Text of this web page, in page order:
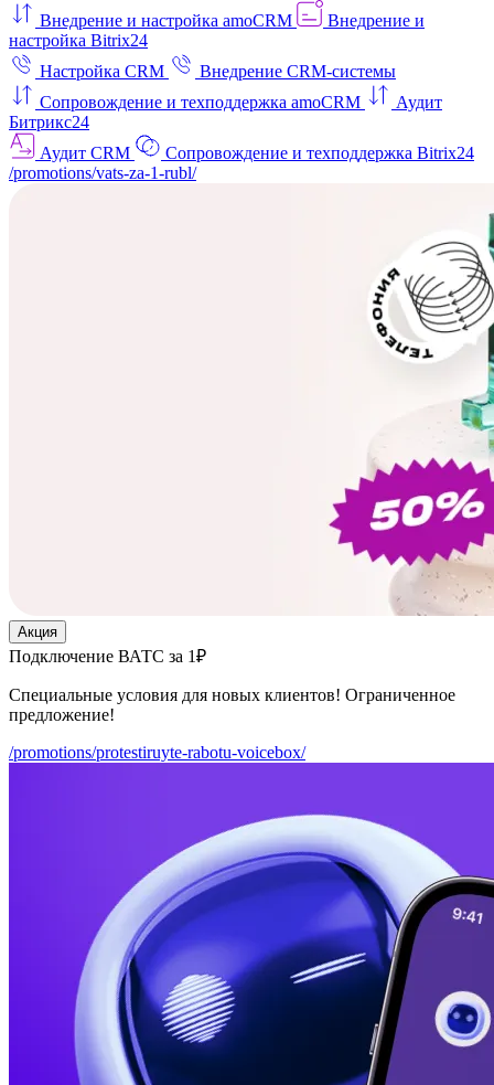
Внедрение и настройка amoCRM
Внедрение и
настройка Bitrix24
Настройка CRM
Внедрение CRM-системы
Сопровождение и техподдержка amoCRM
Аудит
Битрикс24
Аудит CRM
Сопровождение и техподдержка Bitrix24
/promotions/vats-za-1-rubl/
Акция
Подключение ВАТС за 1₽
Специальные условия для новых клиентов! Ограниченное
предложение!
/promotions/protestiruyte-rabotu-voicebox/